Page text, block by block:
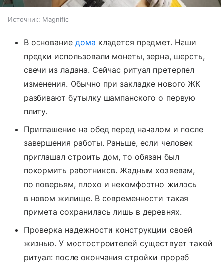
Источник: Magnific
В основание дома кладется предмет. Наши
предки использовали монеты, зерна, шерсть,
свечи из ладана. Сейчас ритуал претерпел
изменения. Обычно при закладке нового ЖК
разбивают бутылку шампанского о первую
плиту.
Приглашение на обед перед началом и после
завершения работы. Раньше, если человек
приглашал строить дом, то обязан был
покормить работников. Жадным хозяевам,
по поверьям, плохо и некомфортно жилось
в новом жилище. В современности такая
примета сохранилась лишь в деревнях.
Проверка надежности конструкции своей
жизнью. У мостостроителей существует такой
ритуал: после окончания стройки прораб